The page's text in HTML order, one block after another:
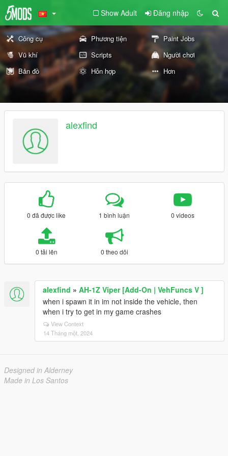
Show Adult Đăng nhập
Công cụ Phương tiện
Paint Jobs
Vũ khí
Scripts
Người chơi
Bản đồ
Hỗn hợp Hơn
alexfind
0 đã được like 1 bình luận 0 videos
0 tải lên 0 theo dõi
alexfind » AH-1Z Viper [Add-On | VehFuncs V ]
when i spawn it in im not inside the vehicle, then
when i try to get in my game crashes
View Context
14 Tháng một, 2024
Designed in Alderney
Made in Los Santos